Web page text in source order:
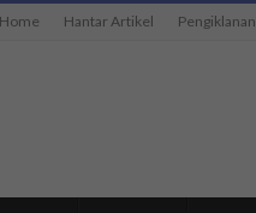
Home Hantar Artikel Pengiklanan